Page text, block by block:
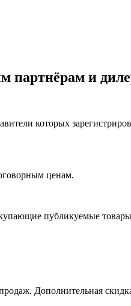
партнёрам и
которых
ценам.
публикуемые
Дополнительная